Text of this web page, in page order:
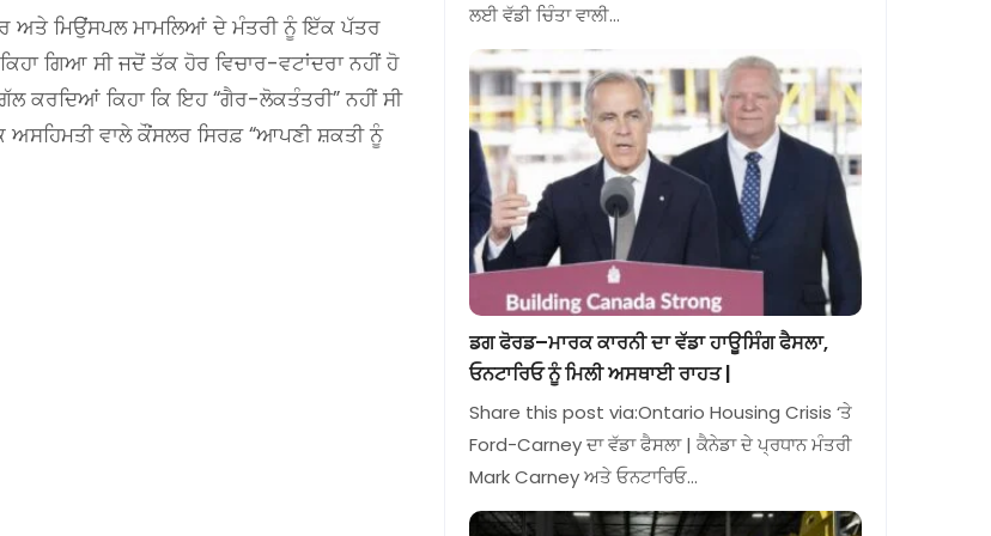
ਅਤੇ ਮਿਉਂਸਪਲ ਮਾਮਲਿਆਂ ਦੇ ਮੰਤਰੀ ਨੂੰ ਇੱਕ ਪੱਤਰ
ਗਿਆ ਸੀ ਜਦੋਂ ਤੱਕ ਹੋਰ ਵਿਚਾਰ-ਵਟਾਂਦਰਾ ਨਹੀਂ ਹੋ
ਕਰਦਿਆਂ ਕਿਹਾ ਕਿ ਇਹ “ਗੈਰ-ਲੋਕਤੰਤਰੀ” ਨਹੀਂ ਸੀ
ਅਸਹਿਮਤੀ ਵਾਲੇ ਕੌਂਸਲਰ ਸਿਰਫ਼ “ਆਪਣੀ ਸ਼ਕਤੀ ਨੂੰ
ਲਈ ਵੱਡੀ ਚਿੰਤਾ ਵਾਲੀ…
ਡਗ ਫੋਰਡ–ਮਾਰਕ ਕਾਰਨੀ ਦਾ ਵੱਡਾ ਹਾਊਸਿੰਗ ਫੈਸਲਾ,
ਓਨਟਾਰਿਓ ਨੂੰ ਮਿਲੀ ਅਸਥਾਈ ਰਾਹਤ |
Share this post via:Ontario Housing Crisis ‘ਤੇ
Ford-Carney ਦਾ ਵੱਡਾ ਫੈਸਲਾ | ਕੈਨੇਡਾ ਦੇ ਪ੍ਰਧਾਨ ਮੰਤਰੀ
Mark Carney ਅਤੇ ਓਨਟਾਰਿਓ…